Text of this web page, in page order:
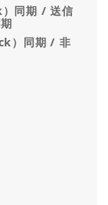
同期 / 送信
）同期 / 非